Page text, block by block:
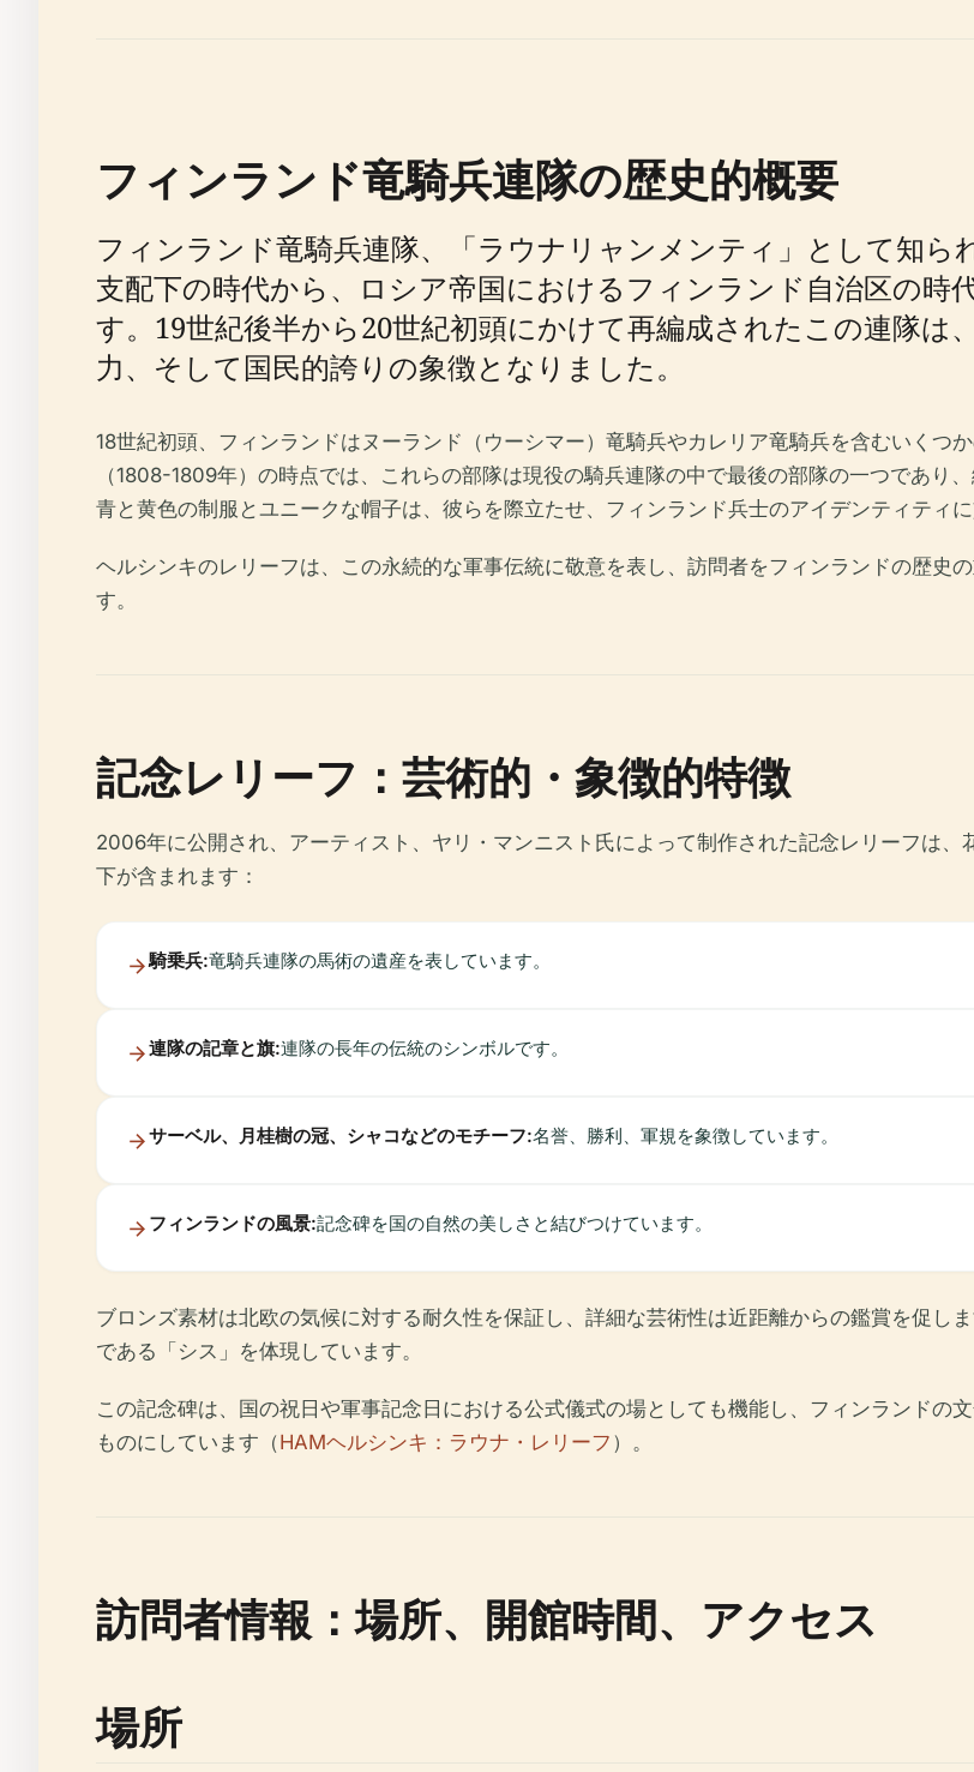
フィンランド竜騎兵連隊の歴史的概要
フィンランド竜騎兵連隊、「ラウナリャンメンティ」として知ら
支配下の時代から、ロシア帝国におけるフィンランド自治区の時
す。19世紀後半から20世紀初頭にかけて再編成されたこの連隊は
力、そして国民的誇りの象徴となりました。
18世紀初頭、フィンランドはヌーランド（ウーシマー）竜騎兵やカレリア竜騎兵を含むいくつ
（1808-1809年）の時点では、これらの部隊は現役の騎兵連隊の中で最後の部隊の一つであり
青と黄色の制服とユニークな帽子は、彼らを際立たせ、フィンランド兵士のアイデンティティ
ヘルシンキのレリーフは、この永続的な軍事伝統に敬意を表し、訪問者をフィンランドの歴史
す。
記念レリーフ：芸術的・象徴的特徴
2006年に公開され、アーティスト、ヤリ・マンニスト氏によって制作された記念レリーフは
下が含まれます：
騎乗兵:竜騎兵連隊の馬術の遺産を表しています。
連隊の記章と旗:連隊の長年の伝統のシンボルです。
サーベル、月桂樹の冠、シャコなどのモチーフ:名誉、勝利、軍規を象徴しています。
フィンランドの風景:記念碑を国の自然の美しさと結びつけています。
ブロンズ素材は北欧の気候に対する耐久性を保証し、詳細な芸術性は近距離からの鑑賞を促し
である「シス」を体現しています。
この記念碑は、国の祝日や軍事記念日における公式儀式の場としても機能し、フィンランドの
ものにしています（HAMヘルシンキ：ラウナ・レリーフ ）。
訪問者情報：場所、開館時間、アクセス
場所